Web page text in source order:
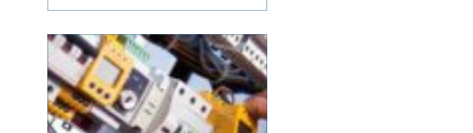
at dæmpe uro og svære
følelser på. Langsomt
flytter alkoholen græns...